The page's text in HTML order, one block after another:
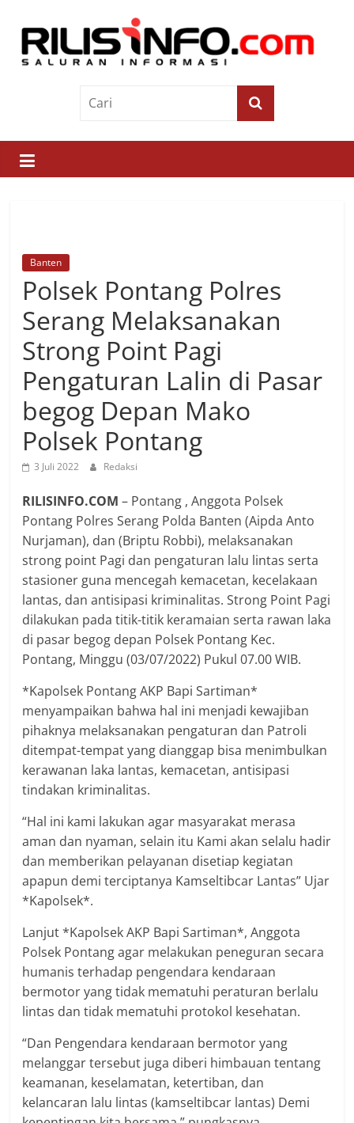
contentRilis
Saluran
Informasi
Banten
Polsek Pontang Polres
Serang Melaksanakan
Strong Point Pagi
Pengaturan Lalin di Pasar
begog Depan Mako
Polsek Pontang
3 Juli 2022 Redaksi
RILISINFO.COM – Pontang , Anggota Polsek
Pontang Polres Serang Polda Banten (Aipda Anto
Nurjaman), dan (Briptu Robbi), melaksanakan
strong point Pagi dan pengaturan lalu lintas serta
stasioner guna mencegah kemacetan, kecelakaan
lantas, dan antisipasi kriminalitas. Strong Point Pagi
dilakukan pada titik-titik keramaian serta rawan laka
di pasar begog depan Polsek Pontang Kec.
Pontang, Minggu (03/07/2022) Pukul 07.00 WIB.
*Kapolsek Pontang AKP Bapi Sartiman*
menyampaikan bahwa hal ini menjadi kewajiban
pihaknya melaksanakan pengaturan dan Patroli
ditempat-tempat yang dianggap bisa menimbulkan
kerawanan laka lantas, kemacetan, antisipasi
tindakan kriminalitas.
“Hal ini kami lakukan agar masyarakat merasa
aman dan nyaman, selain itu Kami akan selalu hadir
dan memberikan pelayanan disetiap kegiatan
apapun demi terciptanya Kamseltibcar Lantas” Ujar
*Kapolsek*.
Lanjut *Kapolsek AKP Bapi Sartiman*, Anggota
Polsek Pontang agar melakukan peneguran secara
humanis terhadap pengendara kendaraan
bermotor yang tidak mematuhi peraturan berlalu
lintas dan tidak mematuhi protokol kesehatan.
“Dan Pengendara kendaraan bermotor yang
melanggar tersebut juga diberi himbauan tentang
keamanan, keselamatan, ketertiban, dan
kelancaran lalu lintas (kamseltibcar lantas) Demi